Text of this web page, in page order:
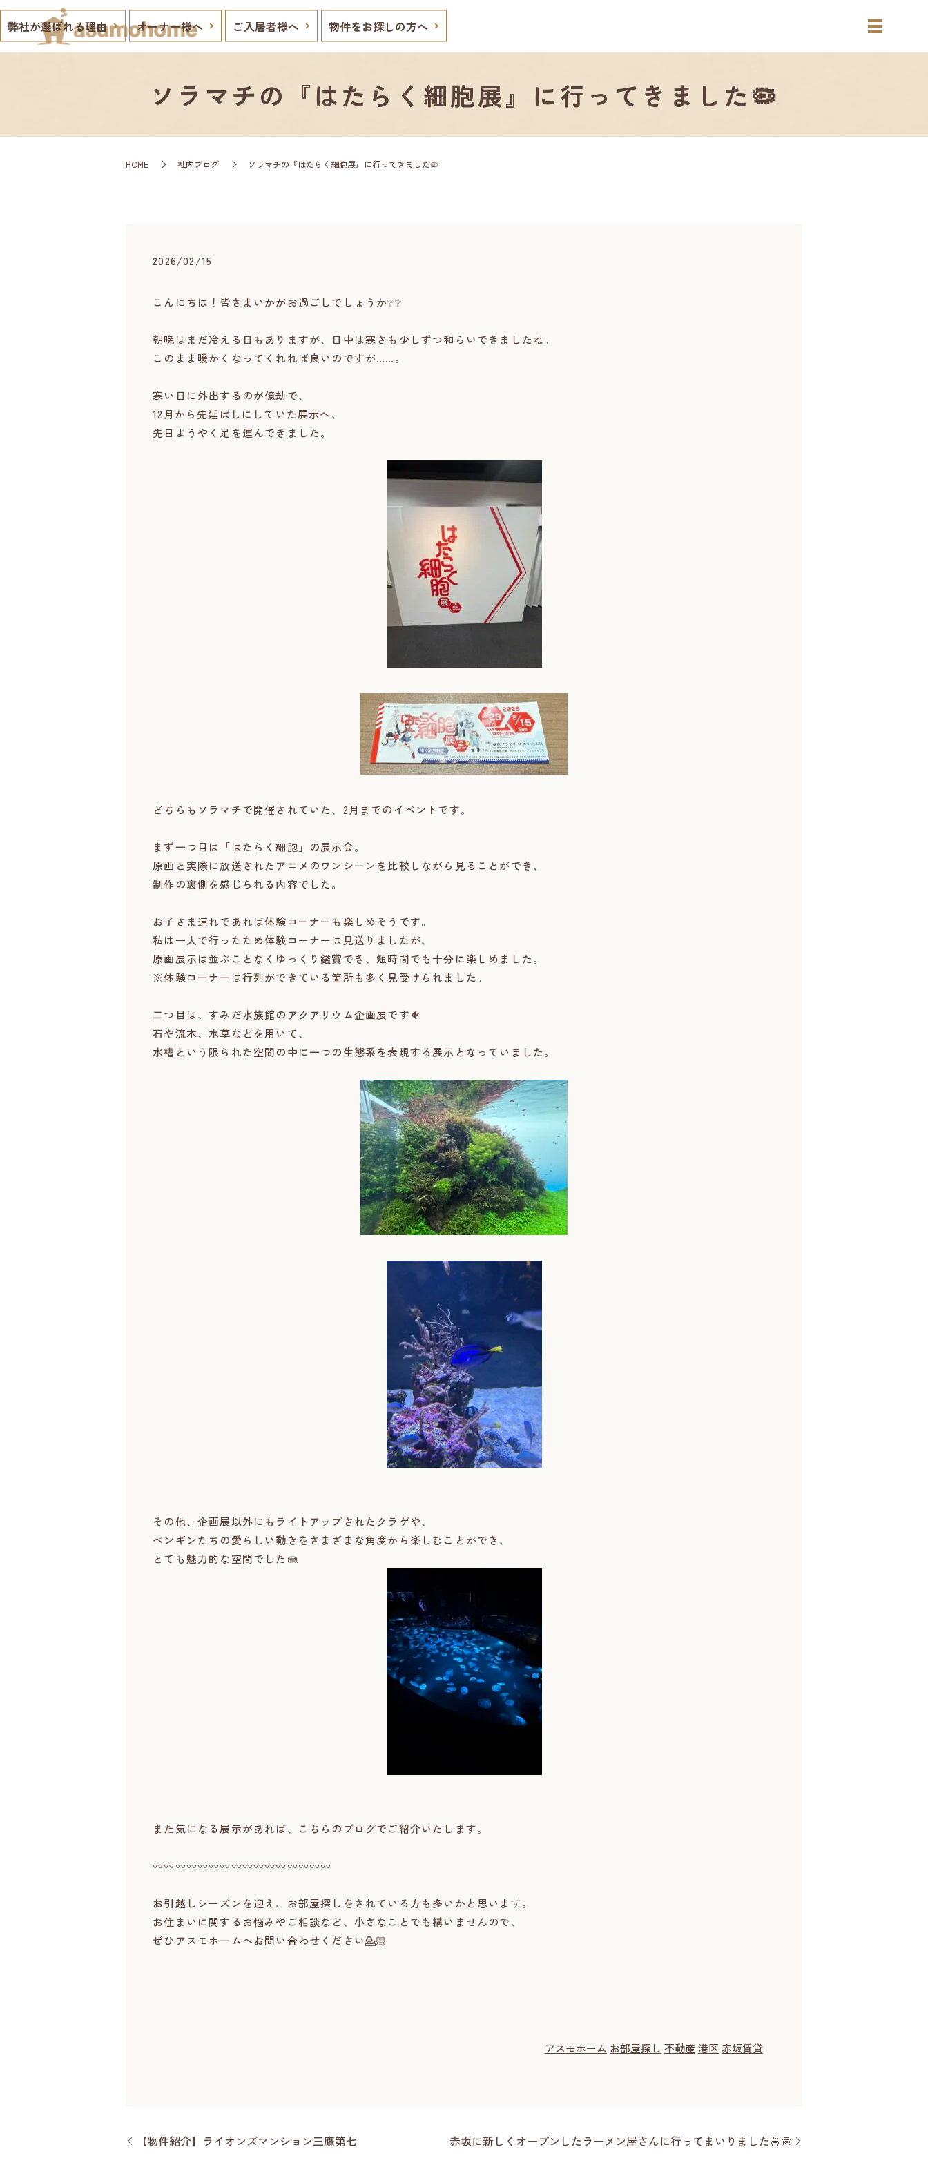
弊社が選ばれる理由 オーナー様へ ご入居者様へ 物件をお探しの方へ
ソラマチの『はたらく細胞展』に行ってきました🦠
HOME 社内ブログ ソラマチの『はたらく細胞展』に行ってきました🦠
2026/02/15
こんにちは！皆さまいかがお過ごしでしょうか❔❔
朝晩はまだ冷える日もありますが、日中は寒さも少しずつ和らいできましたね。
このまま暖かくなってくれれば良いのですが……。
寒い日に外出するのが億劫で、
12月から先延ばしにしていた展示へ、
先日ようやく足を運んできました。
どちらもソラマチで開催されていた、2月までのイベントです。
まず一つ目は「はたらく細胞」の展示会。
原画と実際に放送されたアニメのワンシーンを比較しながら見ることができ、
制作の裏側を感じられる内容でした。
お子さま連れであれば体験コーナーも楽しめそうです。
私は一人で行ったため体験コーナーは見送りましたが、
原画展示は並ぶことなくゆっくり鑑賞でき、短時間でも十分に楽しめました。
※体験コーナーは行列ができている箇所も多く見受けられました。
二つ目は、すみだ水族館のアクアリウム企画展です🐠
石や流木、水草などを用いて、
水槽という限られた空間の中に一つの生態系を表現する展示となっていました。
その他、企画展以外にもライトアップされたクラゲや、
ペンギンたちの愛らしい動きをさまざまな角度から楽しむことができ、
とても魅力的な空間でした🪼
また気になる展示があれば、こちらのブログでご紹介いたします。
〰〰〰〰〰〰〰〰〰〰〰〰〰〰〰〰
お引越しシーズンを迎え、お部屋探しをされている方も多いかと思います。
お住まいに関するお悩みやご相談など、小さなことでも構いませんので、
ぜひアスモホームへお問い合わせください💁🏻
アスモホーム お部屋探し 不動産 港区 赤坂賃貸
【物件紹介】ライオンズマンション三鷹第七 赤坂に新しくオープンしたラーメン屋さんに行ってまいりました🍜🍥